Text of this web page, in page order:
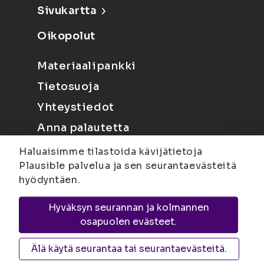
Sivukartta
Oikopolut
Materiaalipankki
Tietosuoja
Yhteystiedot
Anna palautetta
Joensuu
Suvantokatu 6, 80100 Joensuu |
KuopioYliopistonranta 15, PL 1627, 70211
Kuopio
Haluaisimme tilastoida kävijätietoja
Plausible palvelua ja sen seurantaevästeitä
hyödyntäen.
Hyväksyn seurannan ja kolmannen
osapuolen evästeet.
Älä käytä seurantaa tai seurantaevästeitä.